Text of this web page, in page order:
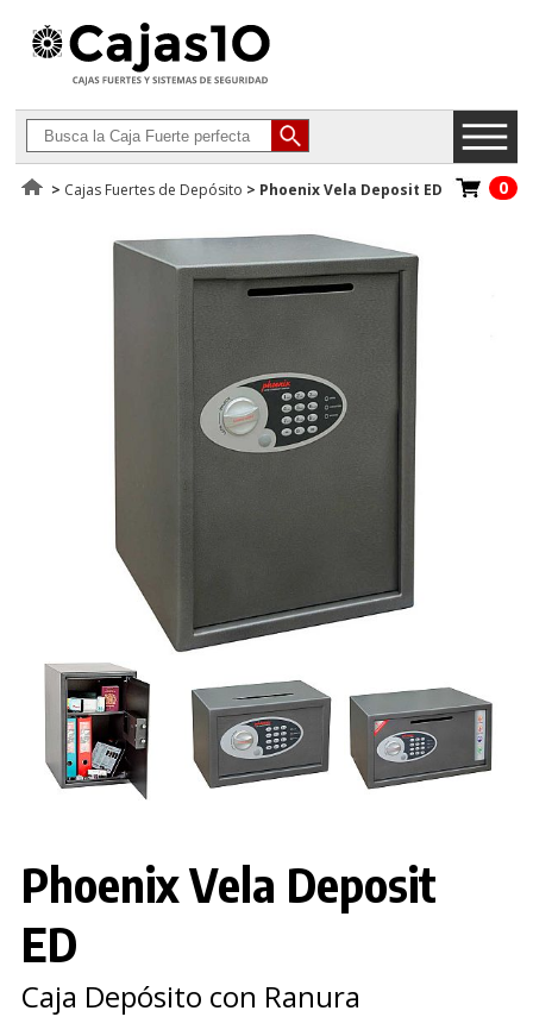
> Cajas Fuertes de Depósito > Phoenix Vela Deposit ED 0
Phoenix Vela Deposit
ED
Caja Depósito con Ranura